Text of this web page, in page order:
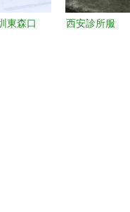
東森口
西安診所服